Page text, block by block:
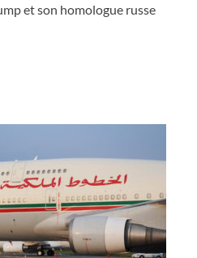
et son homologue russe